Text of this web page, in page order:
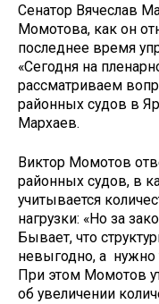
Сенатор Вячеслав
Момотова, как он
последнее время
«Сегодня на
рассматриваем
районных судов в
Мархаев.
Виктор Момотов
районных судов, в
учитывается
нагрузки: «Но за
Бывает, что
невыгодно, а нужно
При этом Момотов
об увеличении